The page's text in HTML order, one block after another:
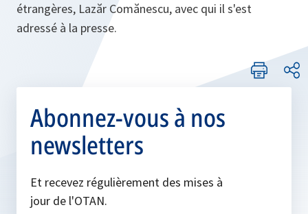
étrangères, Lazăr Comănescu, avec qui il s'est
adressé à la presse.
Abonnez-vous à nos
newsletters
Et recevez régulièrement des mises à
jour de l'OTAN.